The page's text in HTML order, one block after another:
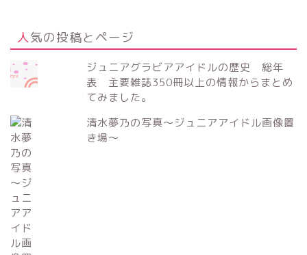
人気の投稿とページ
ジュニアグラビアアイドルの歴史 総年
表 主要雑誌350冊以上の情報からまとめ
てみました。
清水夢乃の写真～ジュニアアイドル画像置
き場～